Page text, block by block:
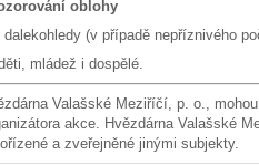
oblohy
(v případě nepříznivého
mládež i dospělé.
Valašské Meziříčí, p. o.,
akce. Hvězdárna Valašské
a zveřejněné jinými subjekty.